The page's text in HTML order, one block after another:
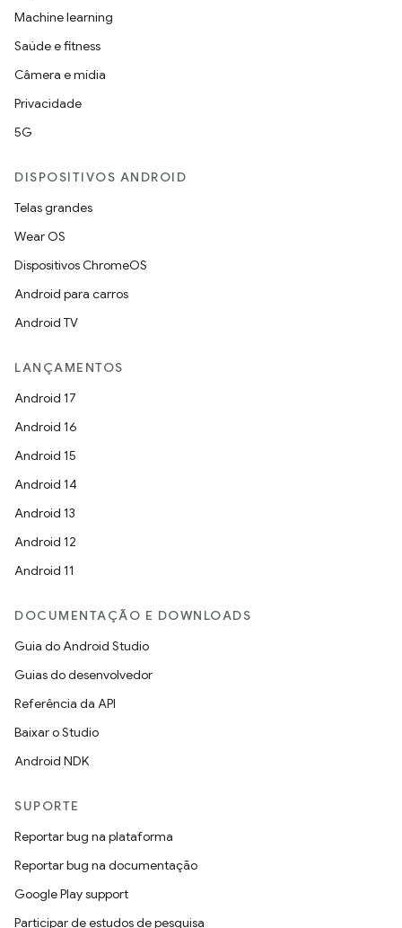
Machine learning
Saúde e fitness
Câmera e mídia
Privacidade
5G
DISPOSITIVOS ANDROID
Telas grandes
Wear OS
Dispositivos ChromeOS
Android para carros
Android TV
LANÇAMENTOS
Android 17
Android 16
Android 15
Android 14
Android 13
Android 12
Android 11
DOCUMENTAÇÃO E DOWNLOADS
Guia do Android Studio
Guias do desenvolvedor
Referência da API
Baixar o Studio
Android NDK
SUPORTE
Reportar bug na plataforma
Reportar bug na documentação
Google Play support
Participar de estudos de pesquisa